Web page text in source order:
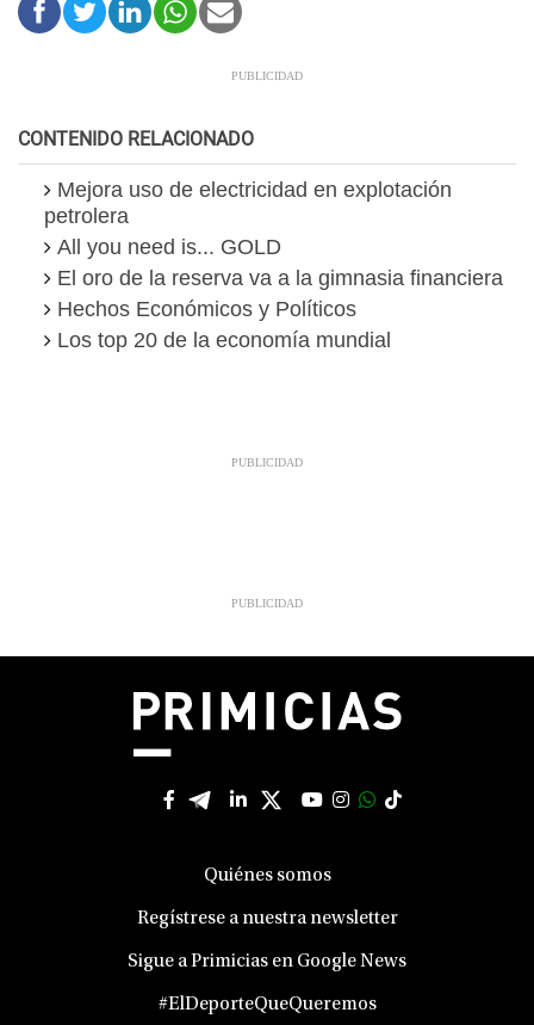
CONTENIDO RELACIONADO
Mejora uso de electricidad en explotación
petrolera
All you need is... GOLD
El oro de la reserva va a la gimnasia financiera
Hechos Económicos y Políticos
Los top 20 de la economía mundial
Quiénes somos
Regístrese a nuestra newsletter
Sigue a Primicias en Google News
#ElDeporteQueQueremos